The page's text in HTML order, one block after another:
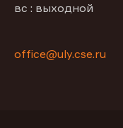
вс : выходной
office@uly.cse.ru